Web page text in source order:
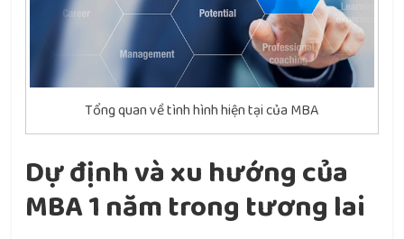
Tổng quan về tình hình hiện tại của MBA
Dự định và xu hướng của
MBA 1 năm trong tương lai